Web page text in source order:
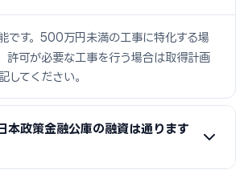
です。500万円未満の工事に特化する場
許可が必要な工事を行う場合は取得計画
してください。
本政策金融公庫の融資は通ります